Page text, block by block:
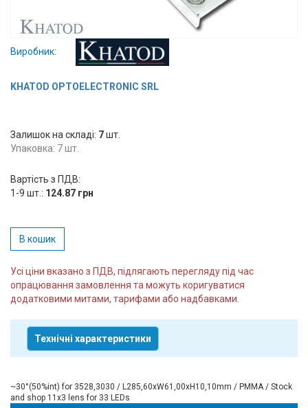
Виробники
Контакти
Тех.
Блог
Виробник:
KHATOD OPTOELECTRONIC SRL
Залишок на складі: 7шт.
Упаковка: 7 шт.
Вартість з ПДВ:
1-9 шт.: 124.87 грн
В кошик
Усі ціни вказано з ПДВ, підлягають перегляду під час
опрацювання замовлення та можуть коригуватися
додатковими митами, тарифами або надбавками.
Технічні характеристики
~30°(50%int) for 3528,3030 / L285,60xW61,00xH10,10mm / PMMA / Stock
and shop 11x3 lens for 33 LEDs